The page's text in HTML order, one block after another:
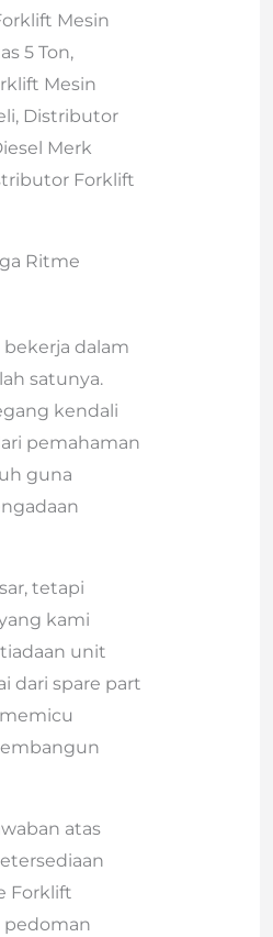
Mesin
5 Ton,
Mesin
Distributor
Merk
Forklift
Ritme
dalam
satunya.
kendali
pemahaman
guna
tetapi
kami
unit
dari spare part
atas
Forklift
pedoman